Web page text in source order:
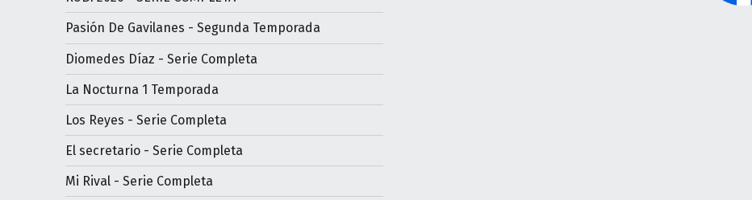
Pasión De Gavilanes - Segunda Temporada
Diomedes Díaz - Serie Completa
La Nocturna 1 Temporada
Los Reyes - Serie Completa
El secretario - Serie Completa
Mi Rival - Serie Completa